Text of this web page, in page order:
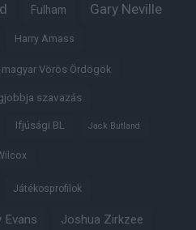
Fulham Gary Neville
Harry Amass
magyar Vörös Ördögök
szavazás
Ifjúsági BL Jack Butland
Játékosprofilok
Evans Joshua Zirkzee